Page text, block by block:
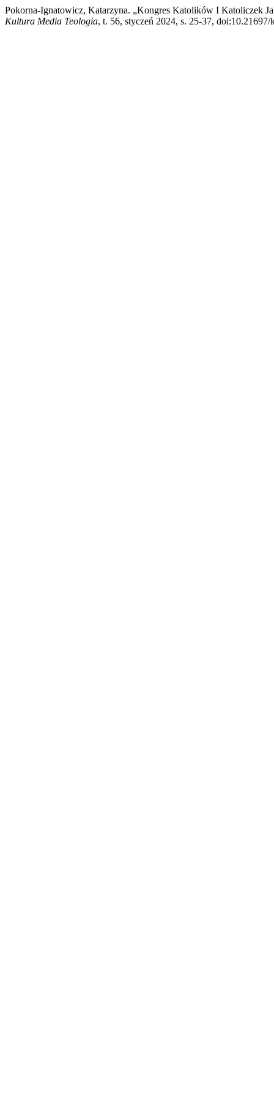
Pokorna-Ignatowicz, Katarzyna. „Kongres Katolików I Katoliczek
Kultura Media Teologia, t. 56, styczeń 2024, s. 25-37,